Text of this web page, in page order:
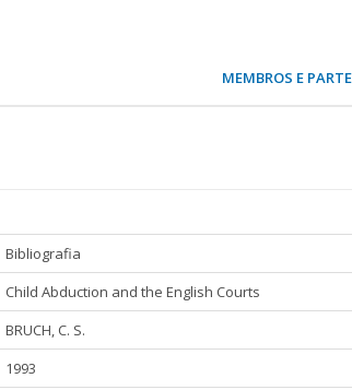
MEMBROS E
Bibliografia
Child Abduction and the English Courts
BRUCH, C. S.
1993